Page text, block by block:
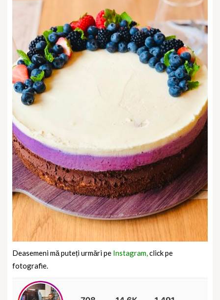
Deasemeni mă puteți urmări pe Instagram,click pe
fotografie.